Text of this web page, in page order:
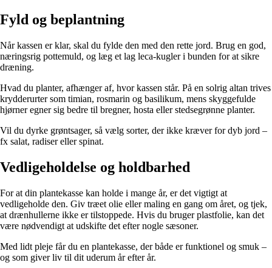
Fyld og beplantning
Når kassen er klar, skal du fylde den med den rette jord. Brug en god,
næringsrig pottemuld, og læg et lag leca-kugler i bunden for at sikre
dræning.
Hvad du planter, afhænger af, hvor kassen står. På en solrig altan trives
krydderurter som timian, rosmarin og basilikum, mens skyggefulde
hjørner egner sig bedre til bregner, hosta eller stedsegrønne planter.
Vil du dyrke grøntsager, så vælg sorter, der ikke kræver for dyb jord –
fx salat, radiser eller spinat.
Vedligeholdelse og holdbarhed
For at din plantekasse kan holde i mange år, er det vigtigt at
vedligeholde den. Giv træet olie eller maling en gang om året, og tjek,
at drænhullerne ikke er tilstoppede. Hvis du bruger plastfolie, kan det
være nødvendigt at udskifte det efter nogle sæsoner.
Med lidt pleje får du en plantekasse, der både er funktionel og smuk –
og som giver liv til dit uderum år efter år.